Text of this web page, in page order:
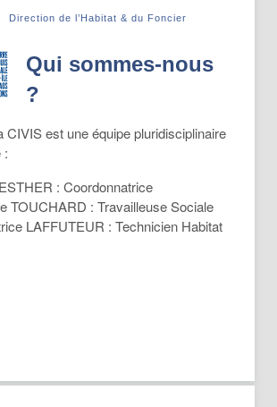
Direction de l’Habitat & du Foncier
Qui sommes-nous
?
CIVIS est une équipe pluridisciplinaire
:
: Coordonnatrice
TOUCHARD : Travailleuse Sociale
LAFFUTEUR : Technicien Habitat